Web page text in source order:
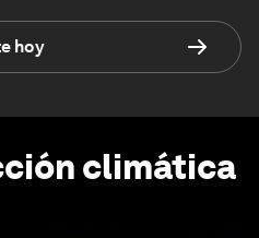
hoy
climática